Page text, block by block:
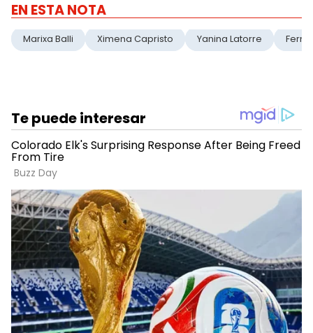
EN ESTA NOTA
Marixa Balli Ximena Capristo Yanina Latorre